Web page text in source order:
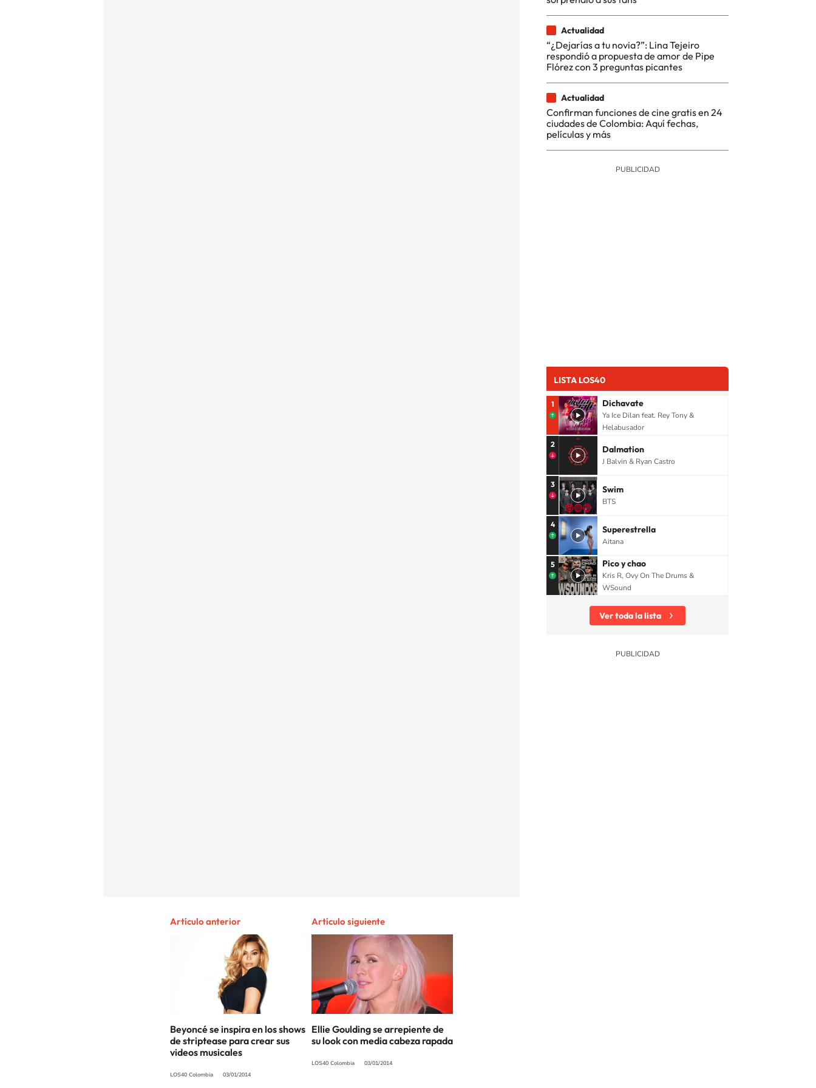
Artículo anterior
Beyoncé se inspira en los shows
de striptease para crear sus
videos musicales
LOS40 Colombia 03/01/2014
Artículo siguiente
Ellie Goulding se arrepiente de
su look con media cabeza rapada
LOS40 Colombia 03/01/2014
Actualidad
“¿Dejarías a tu novia?”: Lina Tejeiro
respondió a propuesta de amor de Pipe
Flórez con 3 preguntas picantes
Actualidad
Confirman funciones de cine gratis en 24
ciudades de Colombia: Aquí fechas,
películas y más
LISTA LOS40
1 Dichavate
Ya Ice Dilan feat. Rey Tony &
Helabusador
2 Dalmation
J Balvin & Ryan Castro
3 Swim
BTS
4 Superestrella
Aitana
5 Pico y chao
Kris R, Ovy On The Drums &
WSound
Ver toda la lista